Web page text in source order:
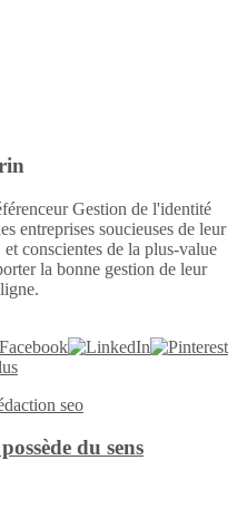
Gestion de l'identité
entreprises soucieuses de leur
conscientes de la plus-value
la bonne gestion de leur
seo
du sens